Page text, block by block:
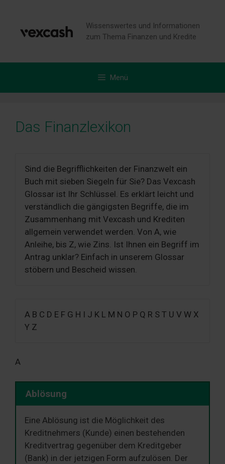
springen
Wissenswertes und Informationen
zum Thema Finanzen und Kredite
Menü
Das Finanzlexikon
Sind die Begrifflichkeiten der Finanzwelt ein
Buch mit sieben Siegeln für Sie? Das Vexcash
Glossar ist Ihr Schlüssel. Es erklärt leicht und
verständlich die gängigsten Begriffe, die im
Zusammenhang mit Vexcash und Krediten
allgemein verwendet werden. Von A, wie
Anleihe, bis Z, wie Zins. Ist Ihnen ein Begriff im
Antrag unklar? Einfach in unserem Glossar
stöbern und Bescheid wissen.
A B C D E F G H I J K L M N O P Q R S T U V W X
Y Z
A
Ablösung
Eine Ablösung ist die Möglichkeit des
Kreditnehmers (Kunde) einen bestehenden
Kreditvertrag gegenüber dem Kreditgeber
(Bank) in der jetzigen Form aufzulösen. Der